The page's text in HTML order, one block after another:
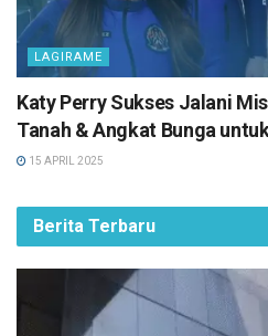
LAGIRAME
Katy Perry Sukses Jalani
Tanah & Angkat Bunga
15 APRIL 2025
Berita Terbaru